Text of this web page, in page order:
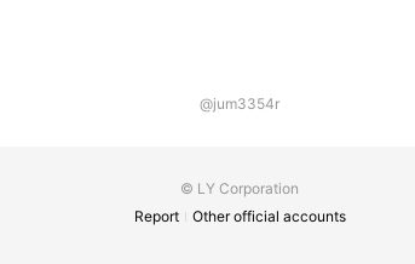
@jum3354r
© LY Corporation
Report
Other official accounts